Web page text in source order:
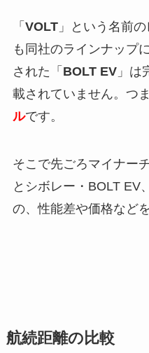
「 VOLT」という名前
も同社のラインナップ
された「 BOLT EV」は
載されていません。つ
ルです。
そこで先ごろマイナー
とシボレー・BOLT EV
の、性能差や価格など
航続距離の比較